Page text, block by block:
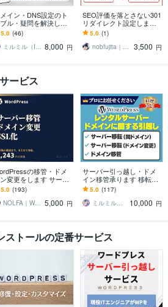
メイン・DNS設定のト
ル・疑問を解決しま
価5.0累計300ドメイ
上！DNS設定もお任
ださい
5.0 (46)
ミルミル（IT歴30年） 8,000 円
SEO評価を落とさない301
リダイレクト設定します
ドメイン変更・SSL化も安
全に対応
5.0 (1)
nobfujita｜WP移行・保守
3,500 円
ービス
の移管・ドメ
変更をします サーバ
管・ドメイン変更・S
化に対応
5.0 (193)
NOLFA｜WP診断・復旧・トラブル対応 5,000 円
サーバー引っ越し・ドメ
イン移管承ります 移転・
移管300ドメイン以上！評
価5.0のプロが対応
5.0 (117)
ミルミル（IT歴30年）
10,000 円
ストールの定番サービス